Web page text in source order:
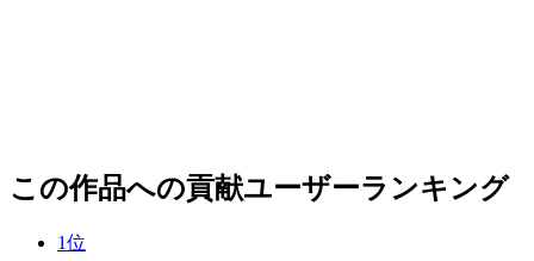
この作品への貢献ユーザーランキング
1位